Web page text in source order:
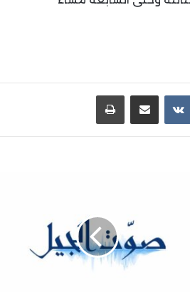
مشاركة عبر البريد طباعة